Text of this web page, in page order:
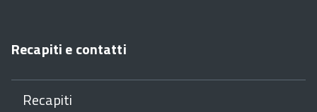
Recapiti e contatti
Recapiti